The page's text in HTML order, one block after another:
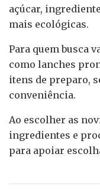
açúcar,
mais ecológicas.
Para quem busca
como lanches
itens de preparo,
conveniência.
Ao escolher as
ingredientes e
para apoiar